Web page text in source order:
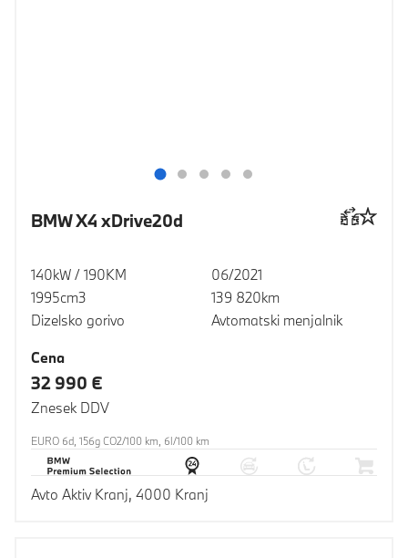
BMW X4 xDrive20d
140kW / 190KM
1995cm3
Dizelsko gorivo
06/2021
139 820km
Avtomatski menjalnik
Cena
32 990 €
Znesek DDV
EURO 6d, 156g CO2/100 km, 6l/100 km
Avto Aktiv Kranj, 4000 Kranj